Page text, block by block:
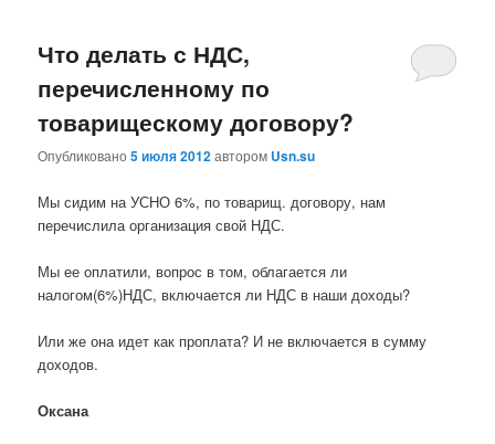
Что делать с НДС,
перечисленному по
товарищескому договору?
Опубликовано5 июля 2012автором Usn.su
Мы сидим на УСНО 6%, по товарищ. договору, нам
перечислила организация свой НДС.
Мы ее оплатили, вопрос в том, облагается ли
налогом(6%)НДС, включается ли НДС в наши доходы?
Или же она идет как проплата? И не включается в сумму
доходов.
Оксана